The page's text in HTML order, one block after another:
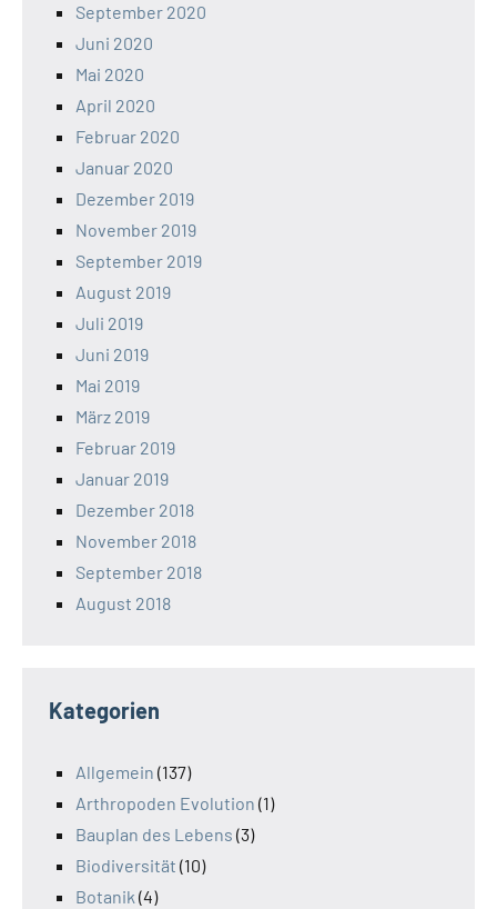
September 2020
Juni 2020
Mai 2020
April 2020
Februar 2020
Januar 2020
Dezember 2019
November 2019
September 2019
August 2019
Juli 2019
Juni 2019
Mai 2019
März 2019
Februar 2019
Januar 2019
Dezember 2018
November 2018
September 2018
August 2018
Kategorien
Allgemein (137)
Arthropoden Evolution (1)
Bauplan des Lebens (3)
Biodiversität (10)
Botanik (4)